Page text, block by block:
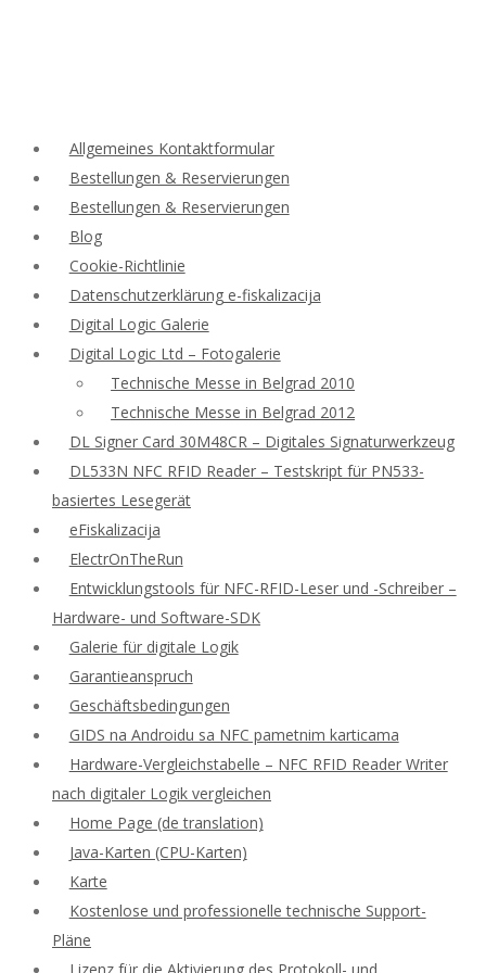
Allgemeines Kontaktformular
Bestellungen & Reservierungen
Bestellungen & Reservierungen
Blog
Cookie-Richtlinie
Datenschutzerklärung e-fiskalizacija
Digital Logic Galerie
Digital Logic Ltd – Fotogalerie
Technische Messe in Belgrad 2010
Technische Messe in Belgrad 2012
DL Signer Card 30M48CR – Digitales Signaturwerkzeug
DL533N NFC RFID Reader – Testskript für PN533-
basiertes Lesegerät
eFiskalizacija
ElectrOnTheRun
Entwicklungstools für NFC-RFID-Leser und -Schreiber –
Hardware- und Software-SDK
Galerie für digitale Logik
Garantieanspruch
Geschäftsbedingungen
GIDS na Androidu sa NFC pametnim karticama
Hardware-Vergleichstabelle – NFC RFID Reader Writer
nach digitaler Logik vergleichen
Home Page (de translation)
Java-Karten (CPU-Karten)
Karte
Kostenlose und professionelle technische Support-
Pläne